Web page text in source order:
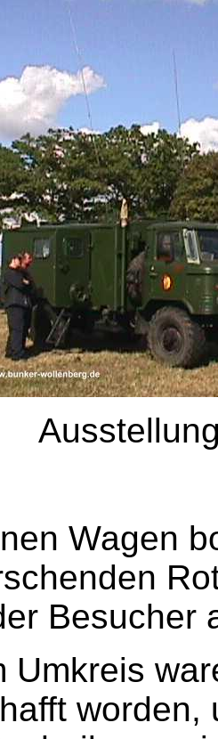
Wagen
Besucher
Umkreis